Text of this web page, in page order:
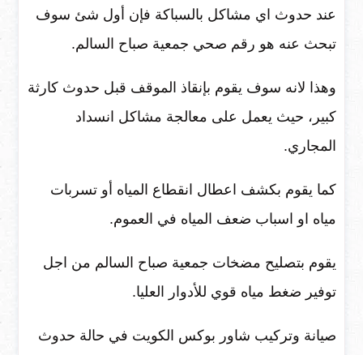
عند حدوث اي مشاكل بالسباكة فإن أول شئ سوف
تبحث عنه هو رقم صحي جمعية صباح السالم.
وهذا لانه سوف يقوم بإنقاذ الموقف قبل حدوث كارثة
كبير، حيث يعمل على معالجة مشاكل انسداد
المجاري.
كما يقوم بكشف اعطال انقطاع المياه أو تسربات
مياه او اسباب ضعف المياه في العموم.
يقوم بتصليح مضخات جمعية صباح السالم من اجل
توفير ضغط مياه قوي للأدوار العليا.
صيانة وتركيب شاور بوكس الكويت في حالة حدوث